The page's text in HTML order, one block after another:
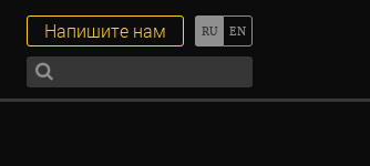
Напишите нам